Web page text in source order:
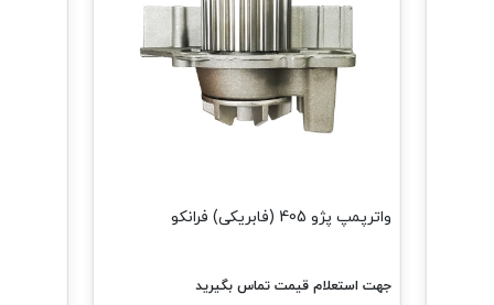
جهت استعلام قیمت تماس بگیرید